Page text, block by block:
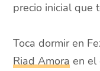
precio inicial que
Toca dormir en
Riad Amora en el